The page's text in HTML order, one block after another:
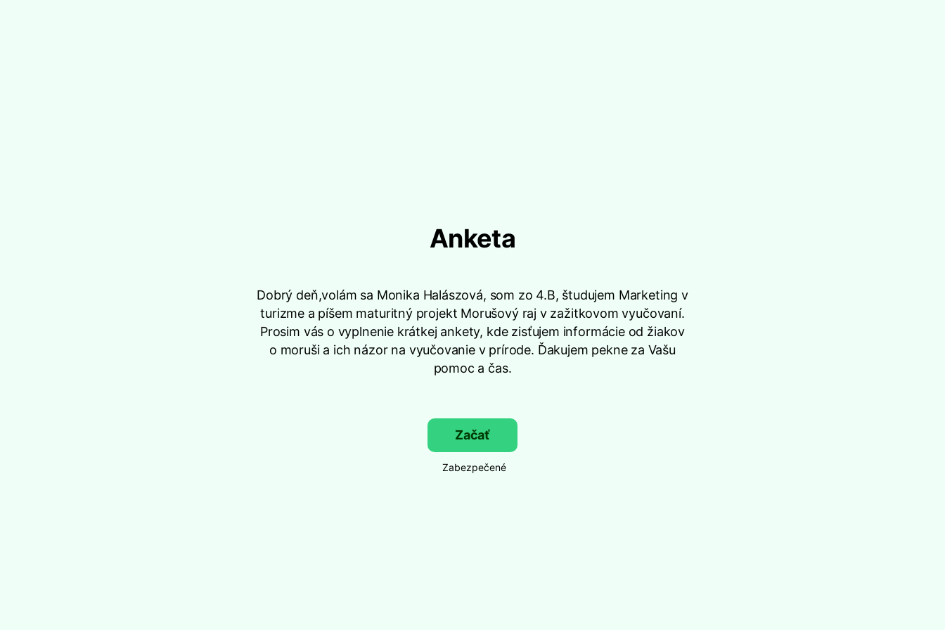
Anketa
Dobrý deň,volám sa Monika Halászová, som zo 4.B, študujem Marketing v
turizme a píšem maturitný projekt Morušový raj v zažitkovom vyučovaní.
Prosim vás o vyplnenie krátkej ankety, kde zisťujem informácie od žiakov
o moruši a ich názor na vyučovanie v prírode. Ďakujem pekne za Vašu
pomoc a čas.
Začať
Zabezpečené